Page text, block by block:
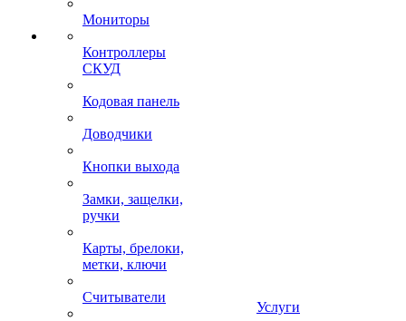
Мониторы
Контроллеры
СКУД
Кодовая панель
Доводчики
Кнопки выхода
Замки, защелки,
ручки
Карты, брелоки,
метки, ключи
Считыватели
Услуги